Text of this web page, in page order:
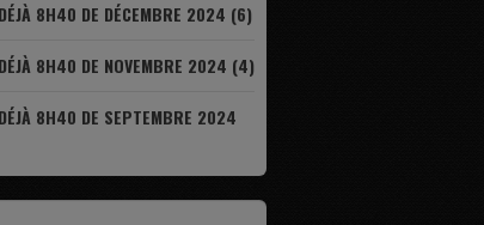
8H40 DE DÉCEMBRE 2024 (6)
8H40 DE NOVEMBRE 2024 (4)
8H40 DE SEPTEMBRE 2024